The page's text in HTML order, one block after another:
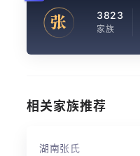
张 3823
家族
相关家族推荐
湖南张氏